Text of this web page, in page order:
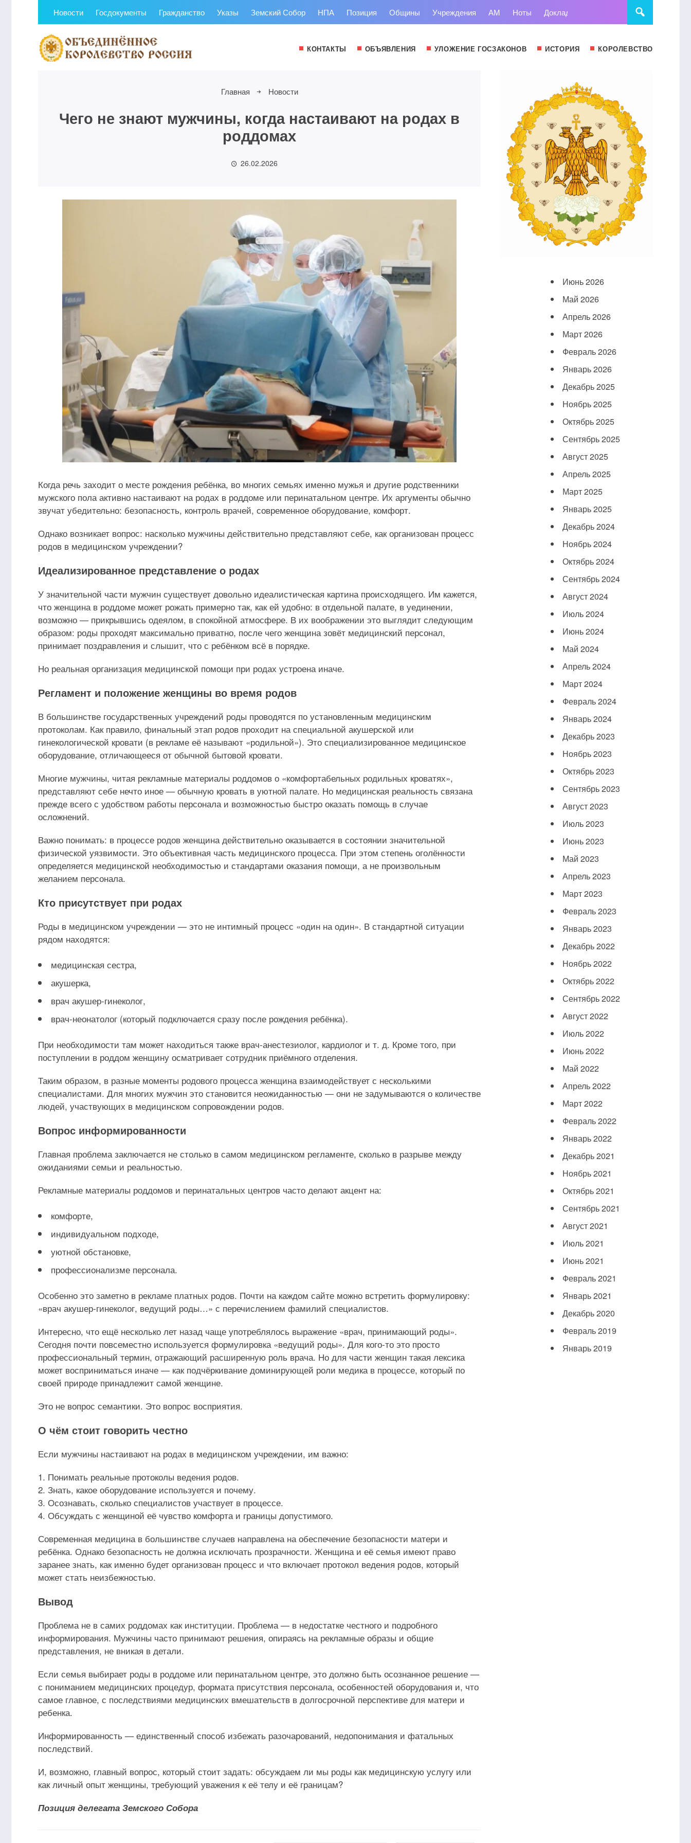
Новости Госдокументы Гражданство Указы Земский Собор НПА Позиция Общины Учреждения АМ Ноты Доклады Суд
КОНТАКТЫ ОБЪЯВЛЕНИЯ УЛОЖЕНИЕ ГОСЗАКОНОВ ИСТОРИЯ КОРОЛЕВСТВО
Главная Новости
Чего не знают мужчины, когда настаивают на родах в
роддомах
26.02.2026
Когда речь заходит о месте рождения ребёнка, во многих семьях именно мужья и другие родственники
мужского пола активно настаивают на родах в роддоме или перинатальном центре. Их аргументы обычно
звучат убедительно: безопасность, контроль врачей, современное оборудование, комфорт.
Однако возникает вопрос: насколько мужчины действительно представляют себе, как организован процесс
родов в медицинском учреждении?
Идеализированное представление о родах
У значительной части мужчин существует довольно идеалистическая картина происходящего. Им кажется,
что женщина в роддоме может рожать примерно так, как ей удобно: в отдельной палате, в уединении,
возможно — прикрывшись одеялом, в спокойной атмосфере. В их воображении это выглядит следующим
образом: роды проходят максимально приватно, после чего женщина зовёт медицинский персонал,
принимает поздравления и слышит, что с ребёнком всё в порядке.
Но реальная организация медицинской помощи при родах устроена иначе.
Регламент и положение женщины во время родов
В большинстве государственных учреждений роды проводятся по установленным медицинским
протоколам. Как правило, финальный этап родов проходит на специальной акушерской или
гинекологической кровати (в рекламе её называют «родильной»). Это специализированное медицинское
оборудование, отличающееся от обычной бытовой кровати.
Многие мужчины, читая рекламные материалы роддомов о «комфортабельных родильных кроватях»,
представляют себе нечто иное — обычную кровать в уютной палате. Но медицинская реальность связана
прежде всего с удобством работы персонала и возможностью быстро оказать помощь в случае
осложнений.
Важно понимать: в процессе родов женщина действительно оказывается в состоянии значительной
физической уязвимости. Это объективная часть медицинского процесса. При этом степень оголённости
определяется медицинской необходимостью и стандартами оказания помощи, а не произвольным
желанием персонала.
Кто присутствует при родах
Роды в медицинском учреждении — это не интимный процесс «один на один». В стандартной ситуации
рядом находятся:
медицинская сестра,
акушерка,
врач акушер-гинеколог,
врач-неонатолог (который подключается сразу после рождения ребёнка).
При необходимости там может находиться также врач-анестезиолог, кардиолог и т. д. Кроме того, при
поступлении в роддом женщину осматривает сотрудник приёмного отделения.
Таким образом, в разные моменты родового процесса женщина взаимодействует с несколькими
специалистами. Для многих мужчин это становится неожиданностью — они не задумываются о количестве
людей, участвующих в медицинском сопровождении родов.
Вопрос информированности
Главная проблема заключается не столько в самом медицинском регламенте, сколько в разрыве между
ожиданиями семьи и реальностью.
Рекламные материалы роддомов и перинатальных центров часто делают акцент на:
комфорте,
индивидуальном подходе,
уютной обстановке,
профессионализме персонала.
Особенно это заметно в рекламе платных родов. Почти на каждом сайте можно встретить формулировку:
«врач акушер-гинеколог, ведущий роды…» с перечислением фамилий специалистов.
Интересно, что ещё несколько лет назад чаще употреблялось выражение «врач, принимающий роды».
Сегодня почти повсеместно используется формулировка «ведущий роды». Для кого-то это просто
профессиональный термин, отражающий расширенную роль врача. Но для части женщин такая лексика
может восприниматься иначе — как подчёркивание доминирующей роли медика в процессе, который по
своей природе принадлежит самой женщине.
Это не вопрос семантики. Это вопрос восприятия.
О чём стоит говорить честно
Если мужчины настаивают на родах в медицинском учреждении, им важно:
1. Понимать реальные протоколы ведения родов.
2. Знать, какое оборудование используется и почему.
3. Осознавать, сколько специалистов участвует в процессе.
4. Обсуждать с женщиной её чувство комфорта и границы допустимого.
Современная медицина в большинстве случаев направлена на обеспечение безопасности матери и
ребёнка. Однако безопасность не должна исключать прозрачности. Женщина и её семья имеют право
заранее знать, как именно будет организован процесс и что включает протокол ведения родов, который
может стать неизбежностью.
Вывод
Проблема не в самих роддомах как институции. Проблема — в недостатке честного и подробного
информирования. Мужчины часто принимают решения, опираясь на рекламные образы и общие
представления, не вникая в детали.
Если семья выбирает роды в роддоме или перинатальном центре, это должно быть осознанное решение —
с пониманием медицинских процедур, формата присутствия персонала, особенностей оборудования и, что
самое главное, с последствиями медицинских вмешательств в долгосрочной перспективе для матери и
ребенка.
Информированность — единственный способ избежать разочарований, недопонимания и фатальных
последствий.
И, возможно, главный вопрос, который стоит задать: обсуждаем ли мы роды как медицинскую услугу или
как личный опыт женщины, требующий уважения к её телу и её границам?
Позиция делегата Земского Собора
Июнь 2026
Май 2026
Апрель 2026
Март 2026
Февраль 2026
Январь 2026
Декабрь 2025
Ноябрь 2025
Октябрь 2025
Сентябрь 2025
Август 2025
Апрель 2025
Март 2025
Январь 2025
Декабрь 2024
Ноябрь 2024
Октябрь 2024
Сентябрь 2024
Август 2024
Июль 2024
Июнь 2024
Май 2024
Апрель 2024
Март 2024
Февраль 2024
Январь 2024
Декабрь 2023
Ноябрь 2023
Октябрь 2023
Сентябрь 2023
Август 2023
Июль 2023
Июнь 2023
Май 2023
Апрель 2023
Март 2023
Февраль 2023
Январь 2023
Декабрь 2022
Ноябрь 2022
Октябрь 2022
Сентябрь 2022
Август 2022
Июль 2022
Июнь 2022
Май 2022
Апрель 2022
Март 2022
Февраль 2022
Январь 2022
Декабрь 2021
Ноябрь 2021
Октябрь 2021
Сентябрь 2021
Август 2021
Июль 2021
Июнь 2021
Февраль 2021
Январь 2021
Декабрь 2020
Февраль 2019
Январь 2019